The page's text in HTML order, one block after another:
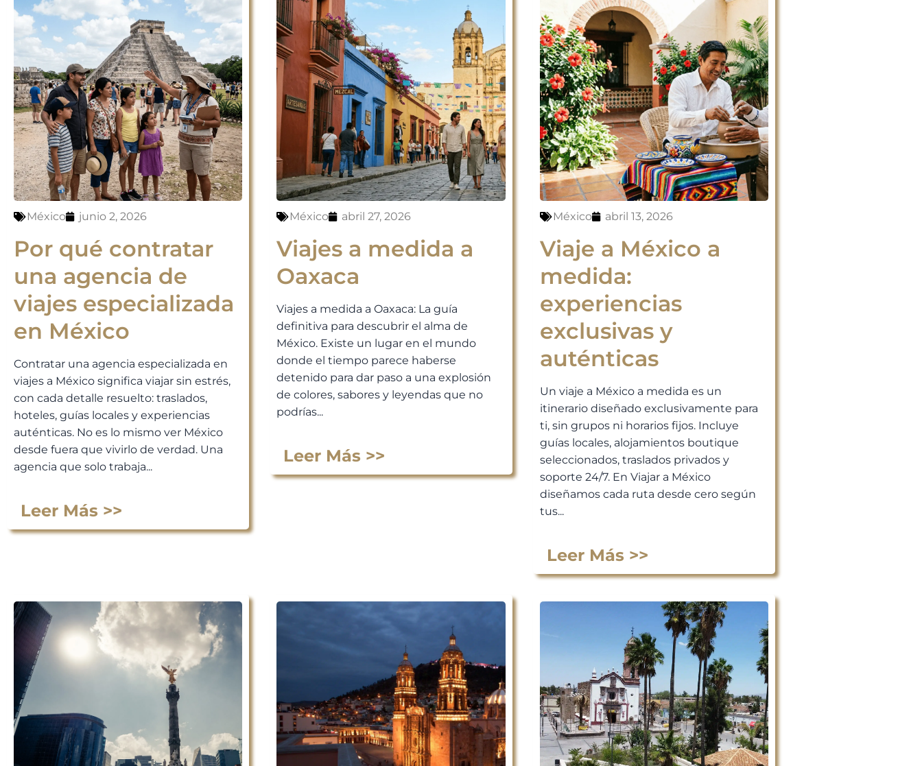
México junio 2, 2026
Por qué contratar
una agencia de
viajes especializada
en México
Contratar una agencia especializada en
viajes a México significa viajar sin estrés,
con cada detalle resuelto: traslados,
hoteles, guías locales y experiencias
auténticas. No es lo mismo ver México
desde fuera que vivirlo de verdad. Una
agencia que solo trabaja...
Leer Más >>
México abril 27, 2026
Viajes a medida a
Oaxaca
Viajes a medida a Oaxaca: La guía
definitiva para descubrir el alma de
México. Existe un lugar en el mundo
donde el tiempo parece haberse
detenido para dar paso a una explosión
de colores, sabores y leyendas que no
podrías...
Leer Más >>
México abril 13, 2026
Viaje a México a
medida:
experiencias
exclusivas y
auténticas
Un viaje a México a medida es un
itinerario diseñado exclusivamente para
ti, sin grupos ni horarios fijos. Incluye
guías locales, alojamientos boutique
seleccionados, traslados privados y
soporte 24/7. En Viajar a México
diseñamos cada ruta desde cero según
tus...
Leer Más >>